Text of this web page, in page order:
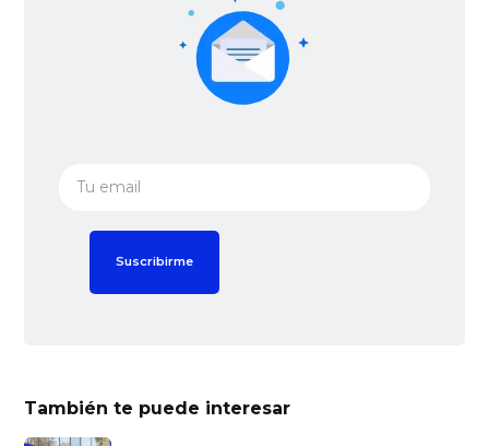
También te puede interesar